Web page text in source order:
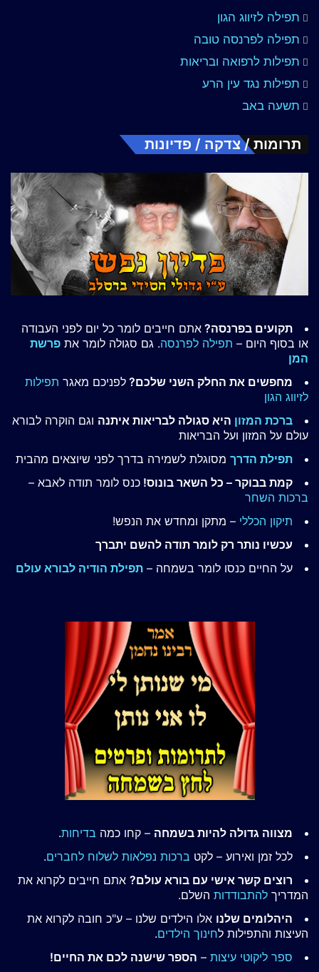
תפילה לזיווג הגון
תפילה לפרנסה טובה
תפילות לרפואה ובריאות
תפילות נגד עין הרע
תשעה באב
תרומות / צדקה / פדיונות
תקועים בפרנסה? אתם חייבים לומר כל יום לפני העבודה
או בסוף היום – תפילה לפרנסה. גם סגולה לומר את פרשת
המן
מחפשים את החלק השני שלכם? לפניכם מאגר תפילות
לזיווג הגון
ברכת המזון היא סגולה לבריאות איתנה וגם הוקרה לבורא
עולם על המזון ועל הבריאות
תפילת הדרך מסוגלת לשמירה בדרך לפני שיוצאים מהבית
קמת בבוקר – כל השאר בונוס! כנס לומר תודה לאבא –
ברכות השחר
תיקון הכללי – מתקן ומחדש את הנפש!
עכשיו נותר רק לומר תודה להשם יתברך
על החיים כנסו לומר בשמחה – תפילת הודיה לבורא עולם
מצווה גדולה להיות בשמחה – קחו כמה בדיחות.
לכל זמן ואירוע – לקט ברכות נפלאות לשלוח לחברים.
רוצים קשר אישי עם בורא עולם? אתם חייבים לקרוא את
המדריך להתבודדות השלם.
היהלומים שלנו אלו הילדים שלנו – ע"כ חובה לקרוא את
העיצות והתפילות לחינוך הילדים.
ספר ליקוטי עיצות – הספר שישנה לכם את החיים!